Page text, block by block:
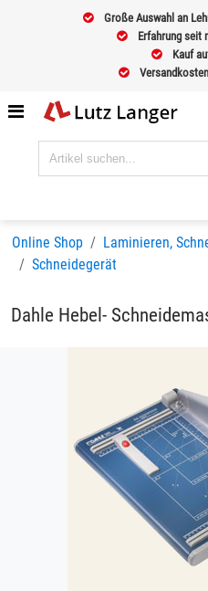
Große Auswahl an
Erfahrung seit
Kauf
Online Shop
Laminieren,
Schneidegerät
Dahle Hebel-